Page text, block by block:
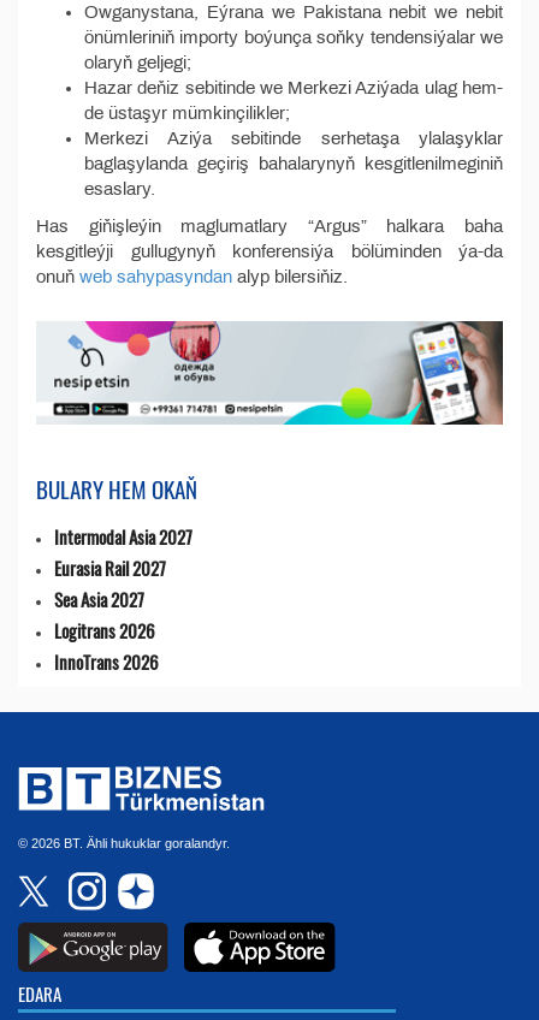
Owganystana, Eýrana we Pakistana nebit we nebit
önümleriniň importy boýunça soňky tendensiýalar we
olaryň geljegi;
Hazar deňiz sebitinde we Merkezi Aziýada ulag hem-
de üstaşyr mümkinçilikler;
Merkezi Aziýa sebitinde serhetaşa ylalaşyklar
baglaşylanda geçiriş bahalarynyň kesgitlenilmeginiň
esaslary.
Has giňişleýin maglumatlary “Argus” halkara baha
kesgitleýji gullugynyň konferensiýa bölüminden ýa-da
onuň web sahypasyndan alyp bilersiňiz.
BULARY HEM OKAŇ
Intermodal Asia 2027
Eurasia Rail 2027
Sea Asia 2027
Logitrans 2026
InnoTrans 2026
© 2026 BT. Ähli hukuklar goralandyr.
EDARA